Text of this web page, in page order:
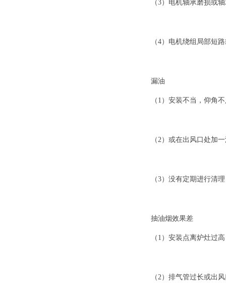
（3）电机轴承磨损或
（4）电机绕组局部短
漏油
（1）安装不当，仰角
（2）或在出风口处加
（3）没有定期进行清
抽油烟效果差
（1）安装点离炉灶过
（2）排气管过长或出